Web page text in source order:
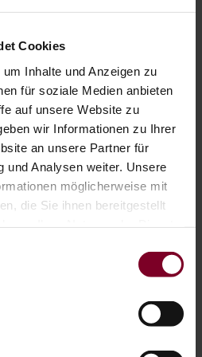
Cookies
Inhalte und Anzeigen zu
für soziale Medien anbieten
auf unsere Website zu
wir Informationen zu Ihrer
an unsere Partner für
und Analysen weiter. Unsere
möglicherweise mit
die Sie ihnen bereitgestellt
individuelle Maßnahmen, mit
Dachbodens, das Tauschen von
Austauschen bzw. Ergänzen von
nicht nur ihren Beitrag zum
auch zu spürbaren finanziellen
sie die thermische Behaglichkeit
beisteuern und zugleich
Sie uns an. Wir stehen Ihnen mit